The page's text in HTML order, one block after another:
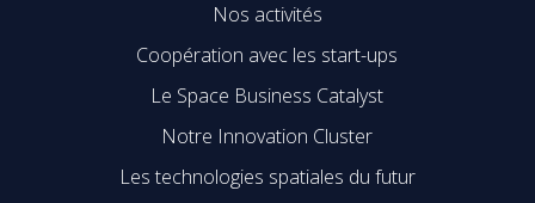
Nos activités
Coopération avec les start-ups
Le Space Business Catalyst
Notre Innovation Cluster
Les technologies spatiales du futur